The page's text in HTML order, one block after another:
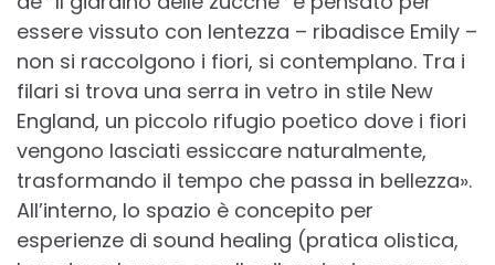
essere vissuto con lentezza – ribadisce Emily –
non si raccolgono i fiori, si contemplano. Tra i
filari si trova una serra in vetro in stile New
England, un piccolo rifugio poetico dove i fiori
vengono lasciati essiccare naturalmente,
trasformando il tempo che passa in bellezza».
All’interno, lo spazio è concepito per
esperienze di sound healing (pratica olistica,